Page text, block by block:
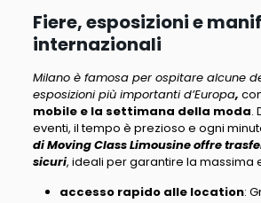
Fiere, esposizioni e
internazionali
Milano è famosa per ospitare alcune
esposizioni più importanti d’Europa,
mobile e la settimana della moda.
eventi, il tempo è prezioso e ogni
di Moving Class Limousine offre
sicuri, ideali per garantire la massima
accesso rapido alle location: